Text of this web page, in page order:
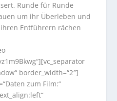
Runde für Runde
um ihr Überleben und
Entführern rächen
border_width=“2″]
zum Film:“